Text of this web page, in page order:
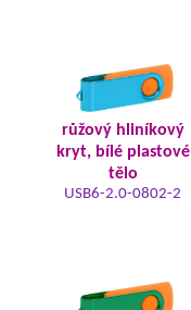
růžový hliníkový
kryt, bílé plastové
tělo
USB6-2.0-0802-2